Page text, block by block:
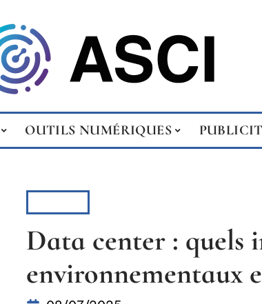
OUTILS NUMÉRIQUES
Data center : quels
environnementaux